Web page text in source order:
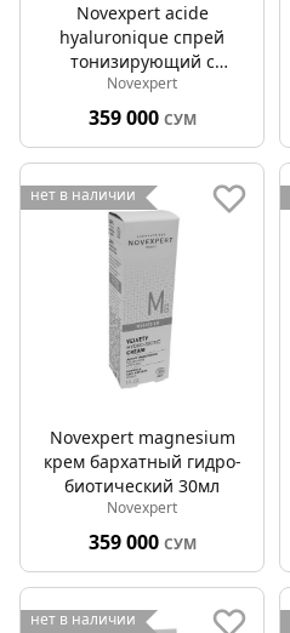
Novexpert acide
hyaluronique спрей
тонизирующий с
гиалуроновой кислотой
100мл
Novexpert
359 000 СУМ
нет в наличии
Novexpert magnesium
крем бархатный гидро-
биотический 30мл
Novexpert
359 000 СУМ
нет в наличии